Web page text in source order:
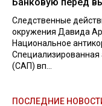
Следственные
окружения Давида
Национальное
Специализированная
(САП) вп...
ПОСЛЕДНИЕ